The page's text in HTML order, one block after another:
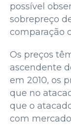
possível
sobrepreço
comparação
Os preços
ascendente
em 2010, os
que no
que o
com